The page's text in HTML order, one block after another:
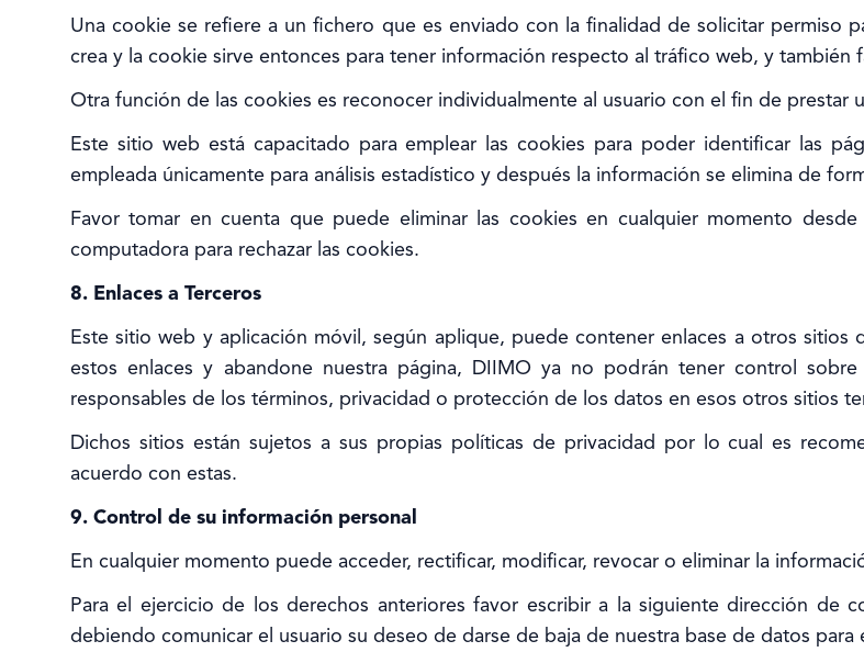
Una cookie se refiere a un fichero que es enviado con la finalidad de solicitar permiso
crea y la cookie sirve entonces para tener información respecto al tráfico web, y también
Otra función de las cookies es reconocer individualmente al usuario con el fin de prestar
Este sitio web está capacitado para emplear las cookies para poder identificar las
empleada únicamente para análisis estadístico y después la información se elimina de
Favor tomar en cuenta que puede eliminar las cookies en cualquier momento
computadora para rechazar las cookies.
8. Enlaces a Terceros
Este sitio web y aplicación móvil, según aplique, puede contener enlaces a otros
estos enlaces y abandone nuestra página, DIIMO ya no podrán tener control
responsables de los términos, privacidad o protección de los datos en esos otros sitios
Dichos sitios están sujetos a sus propias políticas de privacidad por lo cual es
acuerdo con estas.
9. Control de su información personal
En cualquier momento puede acceder, rectificar, modificar, revocar o eliminar la
Para el ejercicio de los derechos anteriores favor escribir a la siguiente dirección de
debiendo comunicar el usuario su deseo de darse de baja de nuestra base de datos